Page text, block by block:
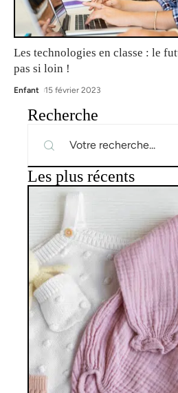
Les technologies en classe : le
pas si loin !
Enfant 15 février 2023
Recherche
Les plus récents